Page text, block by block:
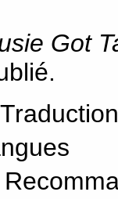
Got